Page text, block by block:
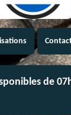
de